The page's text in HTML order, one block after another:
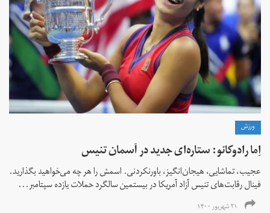
ورزش
اِما رادوکانو: ستاره‌ای جدید در آسمان تنیس
عجیب، تماشایی، هیجان‌انگیز، باورنکردنی. اسمش را هر چه می‌خواهید بگذارید.
فینال رقابت‌های تنیس آزاد آمریکا در بیستمین سالگرد حملات یازده سپتامبر...
۲۱ شهریور ۱۴۰۰